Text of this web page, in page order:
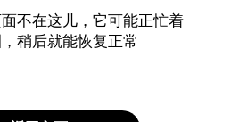
不在这儿，它可能正忙着
稍后就能恢复正常